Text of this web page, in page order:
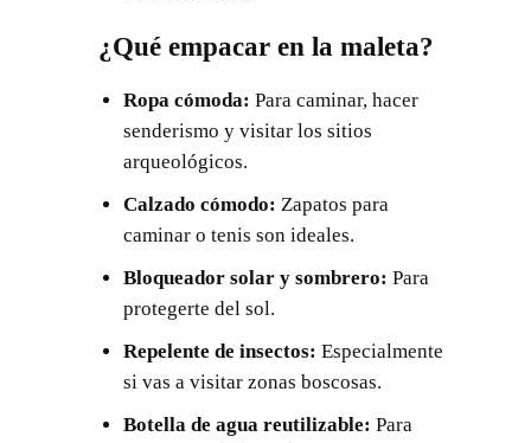
¿Qué empacar en la maleta?
Ropa cómoda: Para caminar, hacer
senderismo y visitar los sitios
arqueológicos.
Calzado cómodo: Zapatos para
caminar o tenis son ideales.
Bloqueador solar y sombrero: Para
protegerte del sol.
Repelente de insectos: Especialmente
si vas a visitar zonas boscosas.
Botella de agua reutilizable: Para